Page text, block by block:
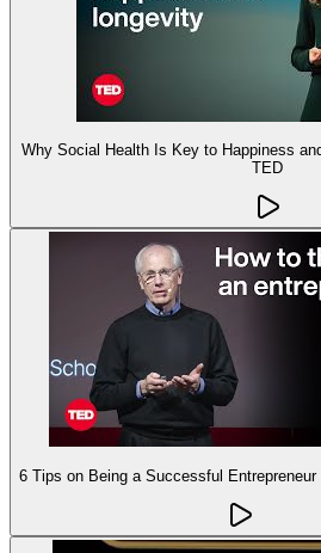
Why Social Health Is Key to Happiness
TED
6 Tips on Being a Successful